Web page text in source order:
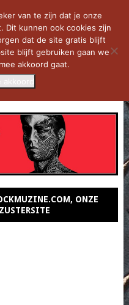
ONZE
van te zijn dat je onze
Dit kunnen ook cookies zijn
dat de site gratis blijft
blijft gebruiken gaan we
akkoord gaat.
akkoord